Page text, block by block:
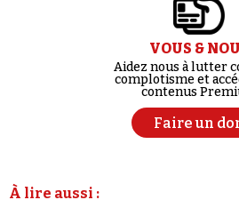
VOUS &
Aidez nous à lutter
complotisme et
contenus
Faire un
À lire aussi :